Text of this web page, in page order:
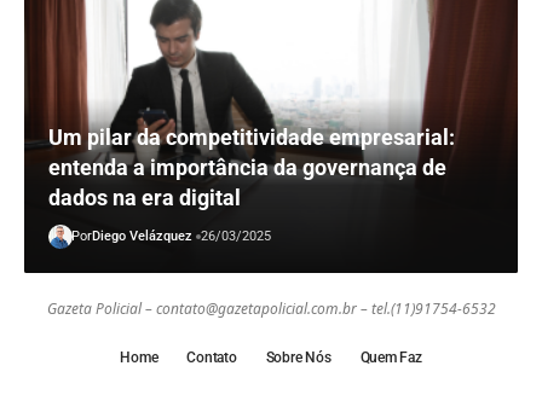
Um pilar da competitividade empresarial:
entenda a importância da governança de
dados na era digital
PorDiego Velázquez 26/03/2025
Gazeta Policial –contato@gazetapolicial.com.br– tel.(11)91754-6532
Home Contato Sobre Nós Quem Faz